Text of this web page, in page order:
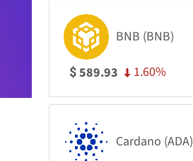
BNB (BNB)
$589.93 1.60%
Cardano (ADA)